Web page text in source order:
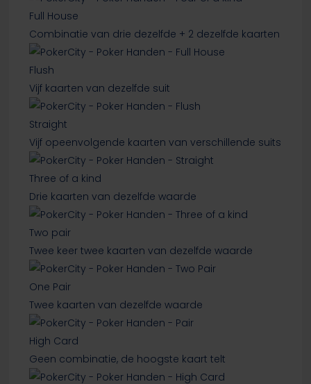
Full House
Combinatie van drie dezelfde + 2 dezelfde kaarten
Flush
Vijf kaarten van dezelfde suit
Straight
Vijf opeenvolgende kaarten van verschillende suits
Three of a kind
Drie kaarten van dezelfde waarde
Two pair
Twee keer twee kaarten van dezelfde waarde
One Pair
Twee kaarten van dezelfde waarde
High Card
Geen combinatie, de hoogste kaart telt